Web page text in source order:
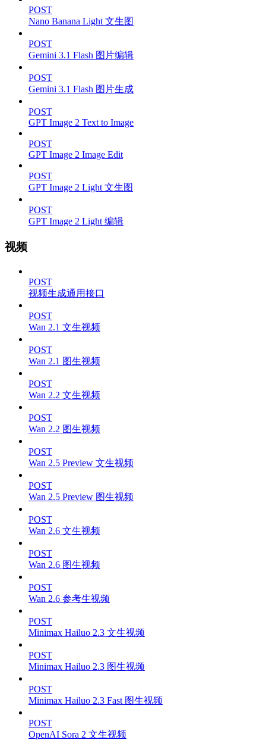
POST
Nano Banana Light 文生图
POST
Gemini 3.1 Flash 图片编辑
POST
Gemini 3.1 Flash 图片生成
POST
GPT Image 2 Text to Image
POST
GPT Image 2 Image Edit
POST
GPT Image 2 Light 文生图
POST
GPT Image 2 Light 编辑
视频
POST
视频生成通用接口
POST
Wan 2.1 文生视频
POST
Wan 2.1 图生视频
POST
Wan 2.2 文生视频
POST
Wan 2.2 图生视频
POST
Wan 2.5 Preview 文生视频
POST
Wan 2.5 Preview 图生视频
POST
Wan 2.6 文生视频
POST
Wan 2.6 图生视频
POST
Wan 2.6 参考生视频
POST
Minimax Hailuo 2.3 文生视频
POST
Minimax Hailuo 2.3 图生视频
POST
Minimax Hailuo 2.3 Fast 图生视频
POST
OpenAI Sora 2 文生视频